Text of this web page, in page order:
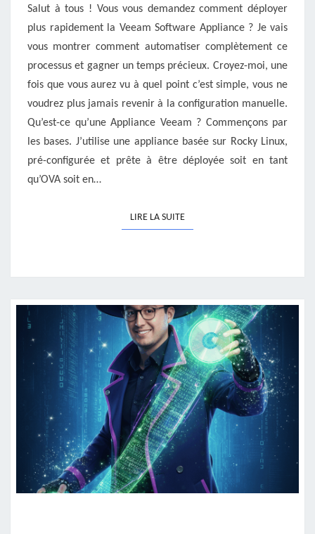
Salut à tous ! Vous vous demandez comment déployer
plus rapidement la Veeam Software Appliance ? Je vais
vous montrer comment automatiser complètement ce
processus et gagner un temps précieux. Croyez-moi, une
fois que vous aurez vu à quel point c’est simple, vous ne
voudrez plus jamais revenir à la configuration manuelle.
Qu’est-ce qu’une Appliance Veeam ? Commençons par
les bases. J’utilise une appliance basée sur Rocky Linux,
pré-configurée et prête à être déployée soit en tant
qu’OVA soit en…
LIRE LA SUITELIRE LA SUITE